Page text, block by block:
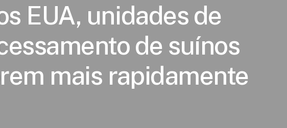
EUA, unidades de
de suínos
mais rapidamente